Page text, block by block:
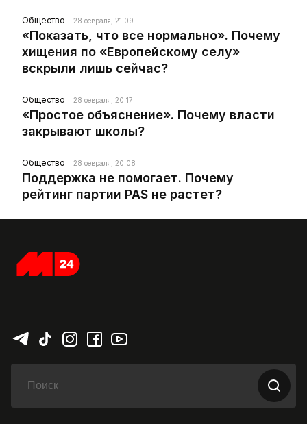
Общество 28 февраля, 21:09
«Показать, что все нормально». Почему
хищения по «Европейскому селу»
вскрыли лишь сейчас?
Общество 28 февраля, 20:17
«Простое объяснение». Почему власти
закрывают школы?
Общество 28 февраля, 20:08
Поддержка не помогает. Почему
рейтинг партии PAS не растет?